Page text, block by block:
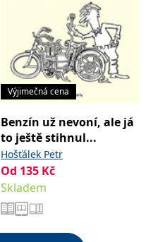
Výjimečná cena
Benzín už nevoní, ale já
to ještě stihnul...
Hošťálek Petr
Od 135 Kč
Skladem